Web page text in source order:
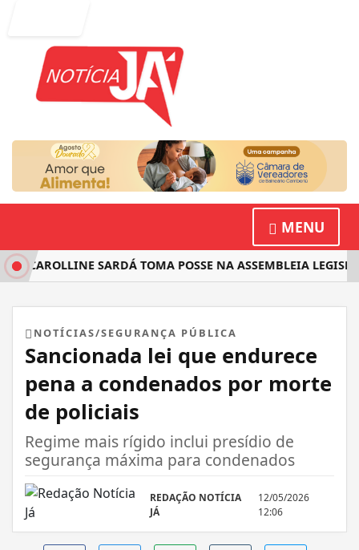
MENU
CAROLLINE SARDÁ TOMA POSSE NA ASSEMBLEIA
NOTÍCIAS/SEGURANÇA PÚBLICA
Sancionada lei que endurece
pena a condenados por morte
de policiais
Regime mais rígido inclui presídio de
segurança máxima para condenados
REDAÇÃO NOTÍCIA
JÁ
12/05/2026
12:06